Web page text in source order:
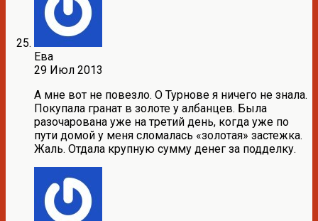
Ева
29 Июл 2013
А мне вот не повезло. О Турнове я ничего не знала.
Покупала гранат в золоте у албанцев. Была
разочарована уже на третий день, когда уже по
пути домой у меня сломалась «золотая» застежка.
Жаль. Отдала крупную сумму денег за подделку.